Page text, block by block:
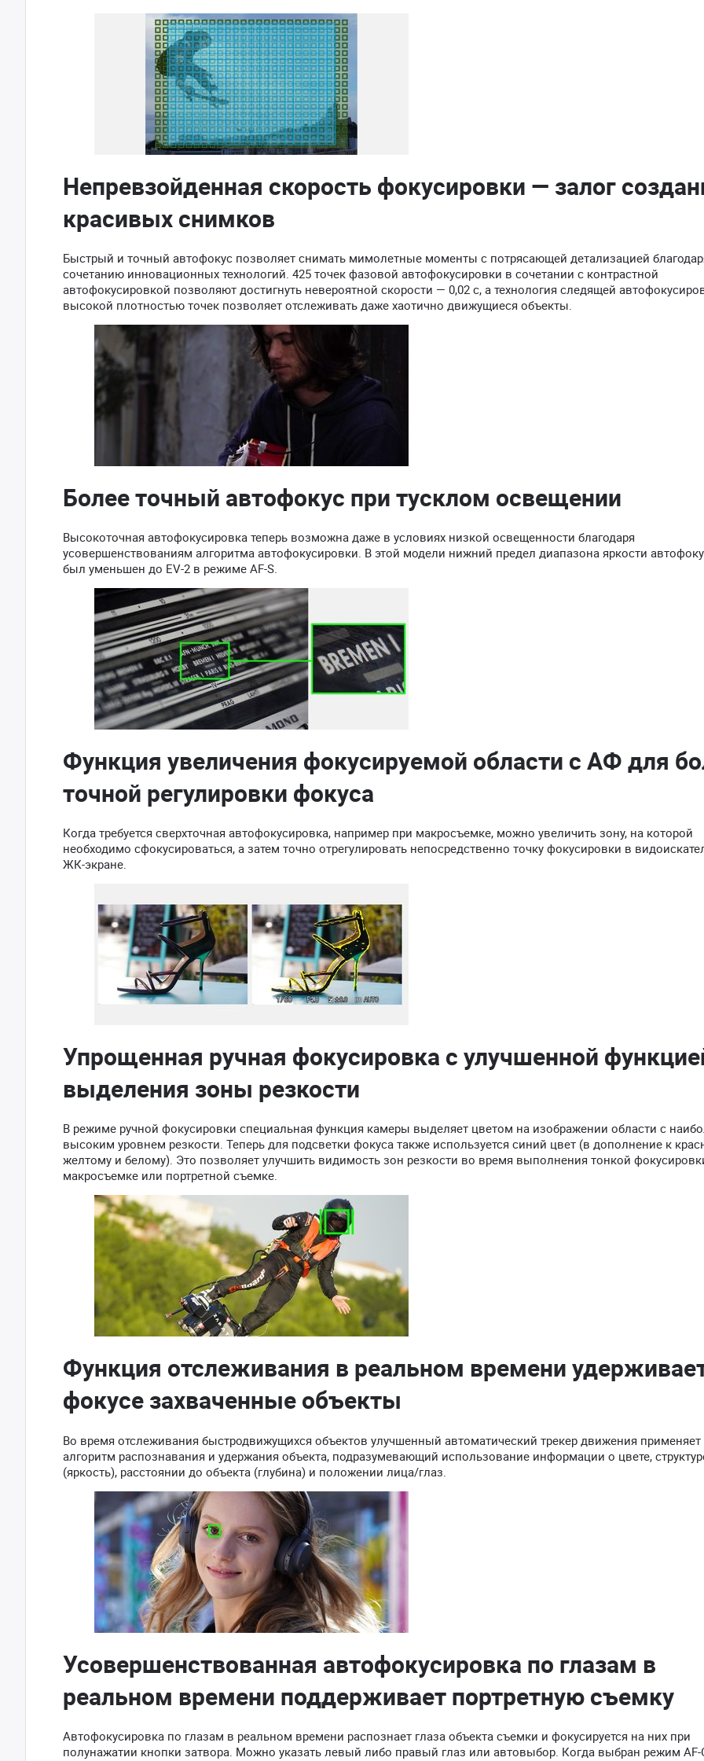
Непревзойденная скорость фокусировки — залог
красивых снимков
Быстрый и точный автофокус позволяет снимать мимолетные моменты с потрясающей детализацией
сочетанию инновационных технологий. 425 точек фазовой автофокусировки в сочетании с контрастной
автофокусировкой позволяют достигнуть невероятной скорости — 0,02 с, а технология следящей
высокой плотностью точек позволяет отслеживать даже хаотично движущиеся объекты.
Более точный автофокус при тусклом освещении
Высокоточная автофокусировка теперь возможна даже в условиях низкой освещенности благодаря
усовершенствованиям алгоритма автофокусировки. В этой модели нижний предел диапазона яркости
был уменьшен до EV-2 в режиме AF-S.
Функция увеличения фокусируемой области с АФ для
точной регулировки фокуса
Когда требуется сверхточная автофокусировка, например при макросъемке, можно увеличить зону, на которой
необходимо сфокусироваться, а затем точно отрегулировать непосредственно точку фокусировки в
ЖК-экране.
Упрощенная ручная фокусировка с улучшенной
выделения зоны резкости
В режиме ручной фокусировки специальная функция камеры выделяет цветом на изображении области с
высоким уровнем резкости. Теперь для подсветки фокуса также используется синий цвет (в дополнение к
желтому и белому). Это позволяет улучшить видимость зон резкости во время выполнения тонкой
макросъемке или портретной съемке.
Функция отслеживания в реальном времени
фокусе захваченные объекты
Во время отслеживания быстродвижущихся объектов улучшенный автоматический трекер движения
алгоритм распознавания и удержания объекта, подразумевающий использование информации о цвете,
(яркость), расстоянии до объекта (глубина) и положении лица/глаз.
Усовершенствованная автофокусировка по глазам в
реальном времени поддерживает портретную съемку
Автофокусировка по глазам в реальном времени распознает глаза объекта съемки и фокусируется на них при
полунажатии кнопки затвора. Можно указать левый либо правый глаз или автовыбор. Когда выбран режим AF-